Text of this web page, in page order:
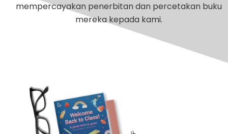
mempercayakan penerbitan dan percetakan buku
mereka kepada kami.